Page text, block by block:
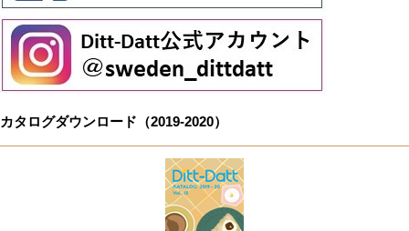
カタログダウンロード（2019-2020）